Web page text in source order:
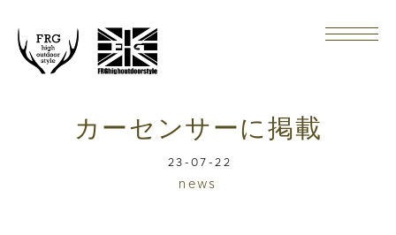
カーセンサーに掲載
23-07-22
news